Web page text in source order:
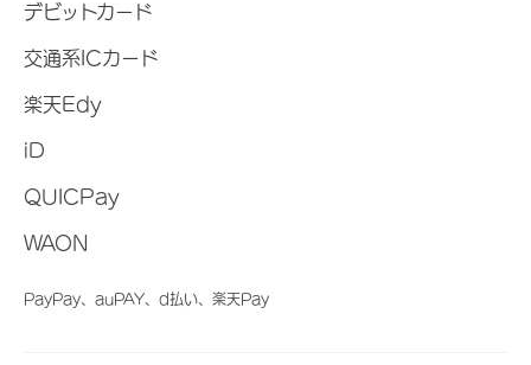
デビットカード
交通系ICカード
楽天Edy
iD
QUICPay
WAON
PayPay、auPAY、d払い、楽天Pay